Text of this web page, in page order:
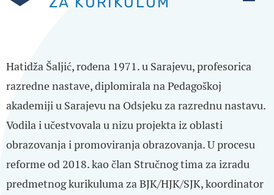
Hatidža Šaljić, rođena 1971. u Sarajevu, profesorica
razredne nastave, diplomirala na Pedagoškoj
akademiji u Sarajevu na Odsjeku za razrednu nastavu.
Vodila i učestvovala u nizu projekta iz oblasti
obrazovanja i promoviranja obrazovanja. U procesu
reforme od 2018. kao član Stručnog tima za izradu
predmetnog kurikuluma za BJK/HJK/SJK, koordinator